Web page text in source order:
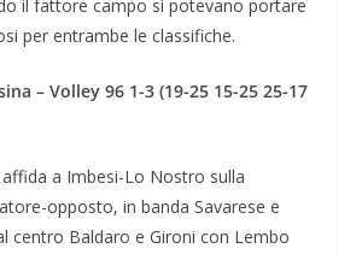
il fattore campo si potevano portare
per entrambe le classifiche.
– Volley 96 1-3 (19-25 15-25 25-17
a Imbesi-Lo Nostro sulla
opposto, in banda Savarese e
centro Baldaro e Gironi con Lembo